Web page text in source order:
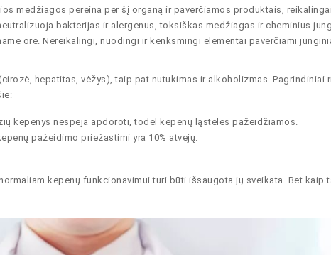
medžiagos pereina per šį organą ir paverčiamos produktais,
bakterijas ir alergenus, toksiškas medžiagas ir cheminius
ore. Nereikalingi, nuodingi ir kenksmingi elementai paverčiami
hepatitas, vėžys), taip pat nutukimas ir alkoholizmas. Pagrindiniai
kepenys nespėja apdoroti, todėl kepenų ląstelės pažeidžiamos.
pažeidimo priežastimi yra 10% atvejų.
kepenų funkcionavimui turi būti išsaugota jų sveikata. Bet kaip